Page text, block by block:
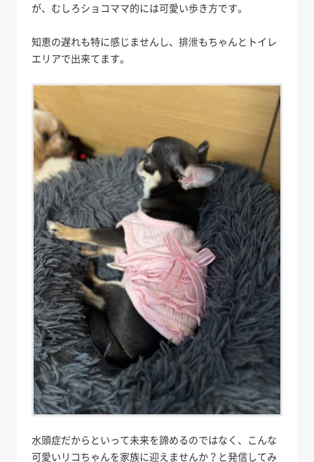
が、むしろショコママ的には可愛い歩き方です。
知恵の遅れも特に感じませんし、排泄もちゃんとトイレ
エリアで出来てます。
水頭症だからといって未来を諦めるのではなく、こんな
可愛いリコちゃんを家族に迎えませんか？と発信してみ